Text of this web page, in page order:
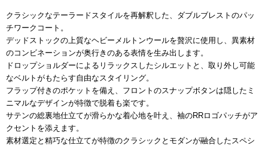
クラシックなテーラードスタイルを再解釈した、ダブルブレストのパッ
チワークコート。
デッドストックの上質なヘビーメルトンウールを贅沢に使用し、異素材
のコンビネーションが奥行きのある表情を生み出します。
ドロップショルダーによるリラックスしたシルエットと、取り外し可能
なベルトがもたらす自由なスタイリング。
フラップ付きのポケットを備え、フロントのスナップボタンは隠したミ
ニマルなデザインが特徴で脱着も楽です。
サテンの総裏地仕立てが滑らかな着心地を叶え、袖のRRロゴパッチがア
クセントを添えます。
素材選定と精巧な仕立てが特徴のクラシックとモダンが融合したスペシ